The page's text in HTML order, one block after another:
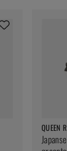
QUEEN
Japanse